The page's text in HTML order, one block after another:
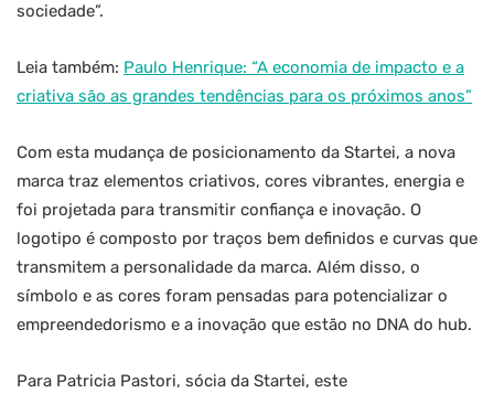
sociedade”.
Leia também: Paulo Henrique: “A economia de impacto e a
criativa são as grandes tendências para os próximos anos”
Com esta mudança de posicionamento da Startei, a nova
marca traz elementos criativos, cores vibrantes, energia e
foi projetada para transmitir confiança e inovação. O
logotipo é composto por traços bem definidos e curvas que
transmitem a personalidade da marca. Além disso, o
símbolo e as cores foram pensadas para potencializar o
empreendedorismo e a inovação que estão no DNA do hub.
Para Patricia Pastori, sócia da Startei, este